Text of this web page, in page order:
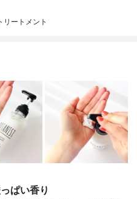
リートメント
ぱい香り